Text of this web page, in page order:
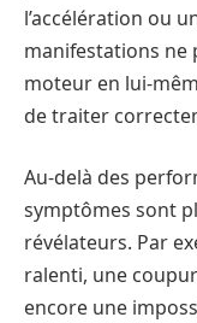
l’accélération ou
manifestations ne
moteur en lui-
de traiter
Au-delà des
symptômes sont
révélateurs. Par
ralenti, une
encore une